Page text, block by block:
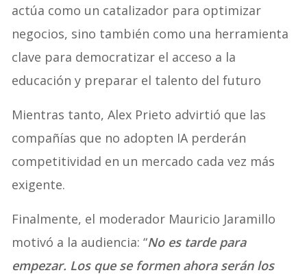
actúa como un catalizador para optimizar
negocios, sino también como una herramienta
clave para democratizar el acceso a la
educación y preparar el talento del futuro
Mientras tanto, Alex Prieto advirtió que las
compañías que no adopten IA perderán
competitividad en un mercado cada vez más
exigente.
Finalmente, el moderador Mauricio Jaramillo
motivó a la audiencia: “No es tarde para
empezar. Los que se formen ahora serán los